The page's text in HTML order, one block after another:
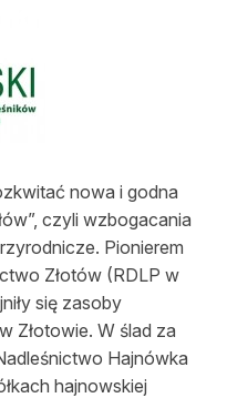
nowa i godna
czyli wzbogacania
Pionierem
Złotów (RDLP w
się zasoby
Złotowie. W ślad za
Hajnówka
hajnowskiej